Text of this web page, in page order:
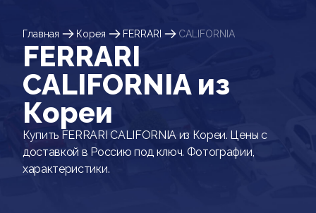
Главная Корея FERRARI CALIFORNIA
FERRARI
CALIFORNIA из
Кореи
Купить FERRARI CALIFORNIA из Кореи. Цены с
доставкой в Россию под ключ. Фотографии,
характеристики.